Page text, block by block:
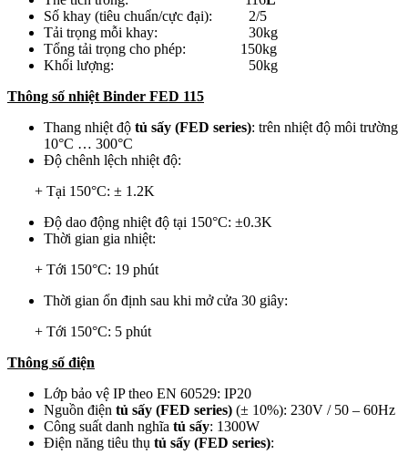
Số khay (tiêu chuẩn/cực đại): 2/5
Tải trọng mỗi khay: 30kg
Tổng tải trọng cho phép: 150kg
Khối lượng: 50kg
Thông số nhiệt Binder FED 115
Thang nhiệt độ tủ sấy (FED series): trên nhiệt độ môi trường
10°C … 300°C
Độ chênh lệch nhiệt độ:
+ Tại 150°C: ± 1.2K
Độ dao động nhiệt độ tại 150°C: ±0.3K
Thời gian gia nhiệt:
+ Tới 150°C: 19 phút
Thời gian ổn định sau khi mở cửa 30 giây:
+ Tới 150°C: 5 phút
Thông số điện
Lớp bảo vệ IP theo EN 60529: IP20
Nguồn điện tủ sấy (FED series) (± 10%): 230V / 50 – 60Hz
Công suất danh nghĩa tủ sấy: 1300W
Điện năng tiêu thụ tủ sấy (FED series):